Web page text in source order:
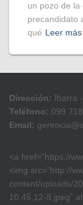
un pozo de la
precandidato
qué Leer más
Dirección: Ibarra
Teléfono: 099
Email:
<a href=”https://
<img src=”http://
content/uploads/
10.45.12-8.jpeg”